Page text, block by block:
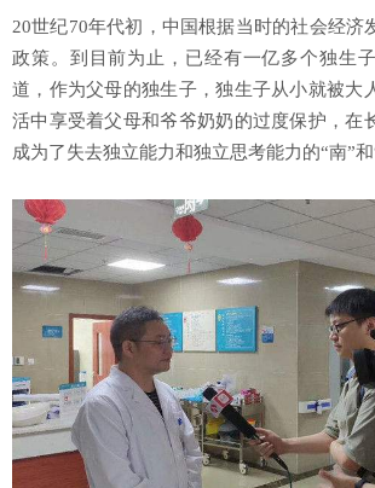
20世纪70年代初，中国根据当时的社会经济
政策。到目前为止，已经有一亿多个独生
道，作为父母的独生子，独生子从小就被大
活中享受着父母和爷爷奶奶的过度保护，在
成为了失去独立能力和独立思考能力的“南”和